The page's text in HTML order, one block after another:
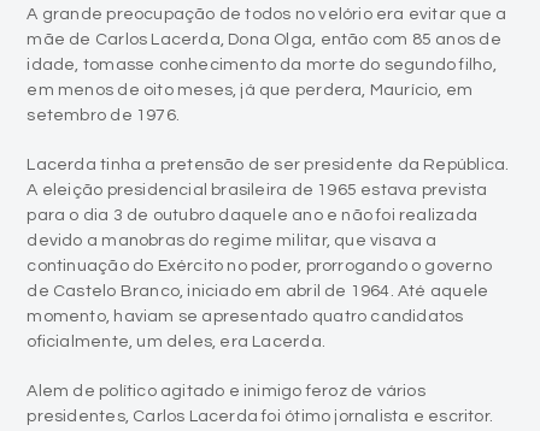
em menos de oito meses, já que perdera, Maurício, em
setembro de 1976.
Lacerda tinha a pretensão de ser presidente da República.
A eleição presidencial brasileira de 1965 estava prevista
devido a manobras do regime militar, que visava a
continuação do Exército no poder, prorrogando o governo
de Castelo Branco, iniciado em abril de 1964. Até aquele
momento, haviam se apresentado quatro candidatos
oficialmente, um deles, era Lacerda.
Alem de político agitado e inimigo feroz de vários
presidentes, Carlos Lacerda foi ótimo jornalista e escritor.
editou entre outros: o dicionário Aurélio. Era também
proprietário do jornal Tribuna da Imprensa.